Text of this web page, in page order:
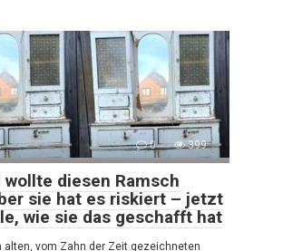
0 399
wollte diesen Ramsch
sie hat es riskiert – jetzt
wie sie das geschafft hat
alten, vom Zahn der Zeit gezeichneten